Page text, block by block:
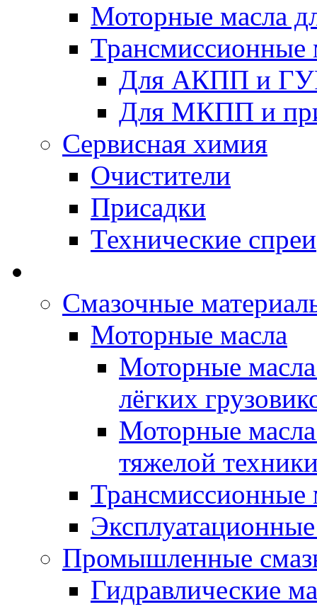
Моторные масла
Трансмиссионные
Для АКПП и
Для МКПП и
Сервисная химия
Очистители
Присадки
Технические спреи
Смазочные
Моторные масла
Моторные
лёгких
Моторные
тяжелой
Трансмиссионные
Промышленные
Гидравлические